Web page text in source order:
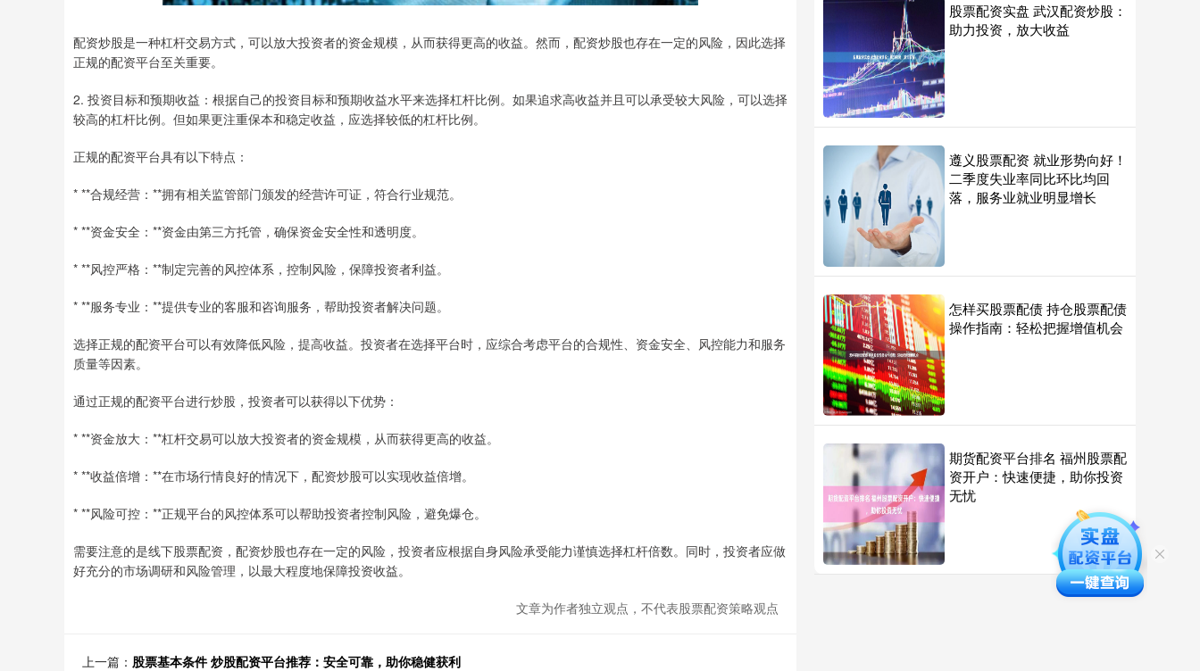
配资炒股是一种杠杆交易方式，可以放大投资者的资金规模，从而获得更高的收益。然而，配资炒股也存在一定的风险，因此选择
正规的配资平台至关重要。
2. 投资目标和预期收益：根据自己的投资目标和预期收益水平来选择杠杆比例。如果追求高收益并且可以承受较大风险，可以选择
较高的杠杆比例。但如果更注重保本和稳定收益，应选择较低的杠杆比例。
正规的配资平台具有以下特点：
* **合规经营：**拥有相关监管部门颁发的经营许可证，符合行业规范。
* **资金安全：**资金由第三方托管，确保资金安全性和透明度。
* **风控严格：**制定完善的风控体系，控制风险，保障投资者利益。
* **服务专业：**提供专业的客服和咨询服务，帮助投资者解决问题。
选择正规的配资平台可以有效降低风险，提高收益。投资者在选择平台时，应综合考虑平台的合规性、资金安全、风控能力和服务
质量等因素。
通过正规的配资平台进行炒股，投资者可以获得以下优势：
* **资金放大：**杠杆交易可以放大投资者的资金规模，从而获得更高的收益。
* **收益倍增：**在市场行情良好的情况下，配资炒股可以实现收益倍增。
* **风险可控：**正规平台的风控体系可以帮助投资者控制风险，避免爆仓。
需要注意的是线下股票配资，配资炒股也存在一定的风险，投资者应根据自身风险承受能力谨慎选择杠杆倍数。同时，投资者应做
好充分的市场调研和风险管理，以最大程度地保障投资收益。
文章为作者独立观点，不代表股票配资策略观点
上一篇： 股票基本条件 炒股配资平台推荐：安全可靠，助你稳健获利
股票配资实盘 武汉配资炒股：
助力投资，放大收益
遵义股票配资 就业形势向好！
二季度失业率同比环比均回
落，服务业就业明显增长
怎样买股票配债 持仓股票配债
操作指南：轻松把握增值机会
期货配资平台排名 福州股票配
资开户：快速便捷，助你投资
无忧